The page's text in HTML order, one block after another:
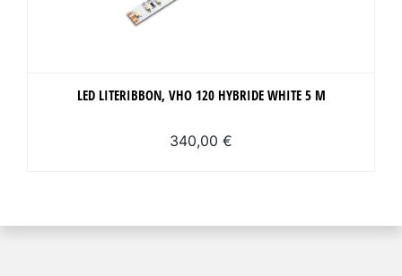
LED LITERIBBON, VHO 120 HYBRIDE WHITE 5 M
340,00 €